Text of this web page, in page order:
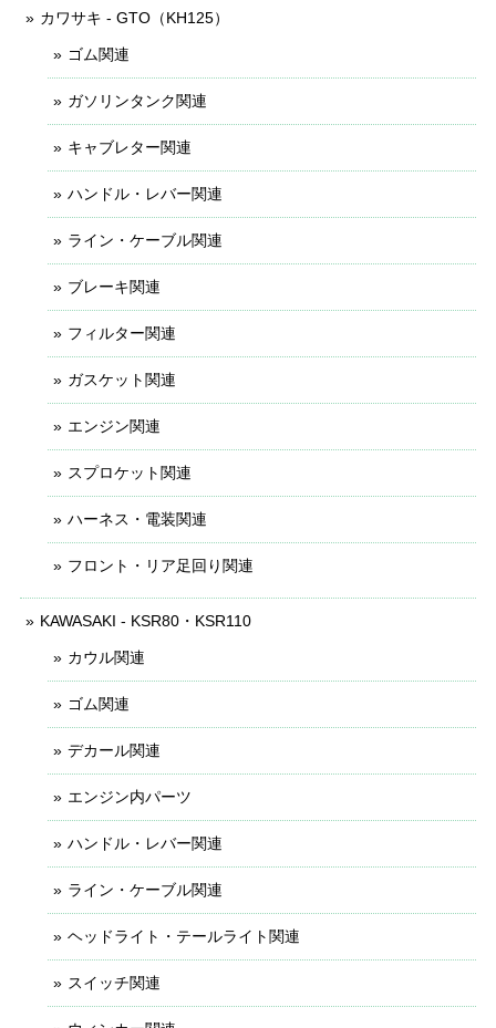
カワサキ - GTO（KH125）
ゴム関連
ガソリンタンク関連
キャブレター関連
ハンドル・レバー関連
ライン・ケーブル関連
ブレーキ関連
フィルター関連
ガスケット関連
エンジン関連
スプロケット関連
ハーネス・電装関連
フロント・リア足回り関連
KAWASAKI - KSR80・KSR110
カウル関連
ゴム関連
デカール関連
エンジン内パーツ
ハンドル・レバー関連
ライン・ケーブル関連
ヘッドライト・テールライト関連
スイッチ関連